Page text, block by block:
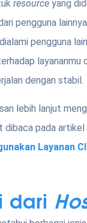
resource yang
pengguna
pengguna
layananmu
dengan stabil.
lebih lanjut
dibaca pada artikel
Layanan
dari